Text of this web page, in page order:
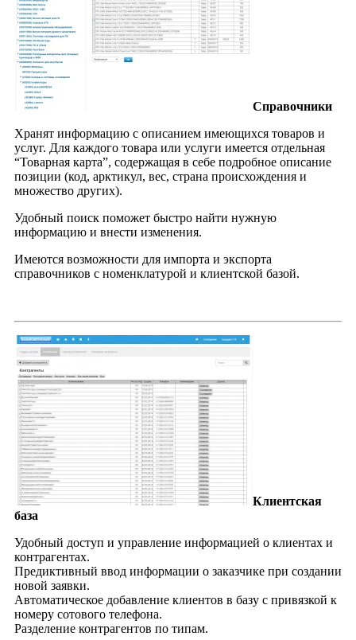
Справочники
Хранят информацию с описанием имеющихся товаров и
услуг. Для каждого товара или услуги имеется отдельная
“Товарная карта”, содержащая в себе подробное описание
позиции (код, арктикул, вес, страна происхождения и
множество других).
Удобный поиск поможет быстро найти нужную
информацию и внести изменения.
Имеются возможности для импорта и экспорта
справочников с номенклатурой и клиентской базой.
Клиентская
база
Удобный доступ и управление информацией о клиентах и
контрагентах.
Предиктивный ввод информации о заказчике при создании
новой заявки.
Автоматическое добавление клиентов в базу с привязкой к
номеру сотового телефона.
Разделение контрагентов по типам.